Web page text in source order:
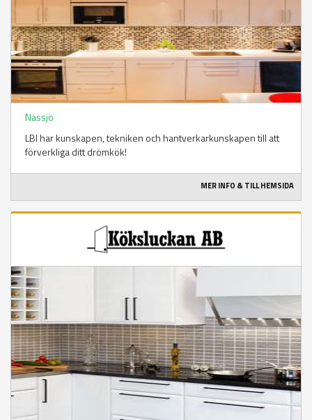
Nässjö
LBI har kunskapen, tekniken och hantverkarkunskapen till att
förverkliga ditt drömkök!
MER INFO & TILL HEMSIDA